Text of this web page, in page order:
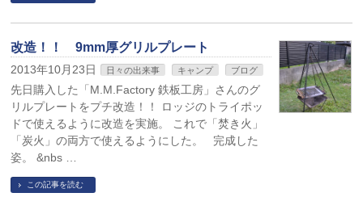
改造！！ 9mm厚グリルプレート
2013年10月23日 日々の出来事 キャンプ ブログ
先日購入した「M.M.Factory 鉄板工房」さんのグ
リルプレートをプチ改造！！ ロッジのトライポッ
ドで使えるように改造を実施。 これで「焚き火」
「炭火」の両方で使えるようにした。 完成した
姿。 &nbs …
この記事を読む